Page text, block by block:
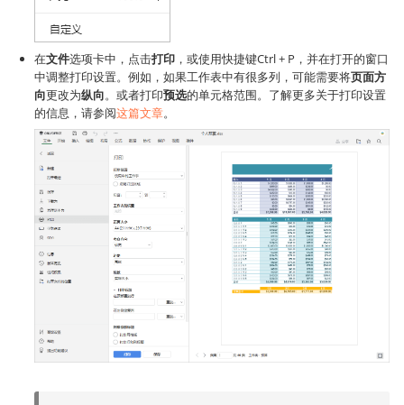
在文件选项卡中，点击打印 ，或使用快捷键Ctrl + P，并在打开的窗口
中调整打印设置。例如，如果工作表中有很多列，可能需要将页面方
向更改为纵向。或者打印预选的单元格范围。了解更多关于打印设置
的信息，请参阅这篇文章。